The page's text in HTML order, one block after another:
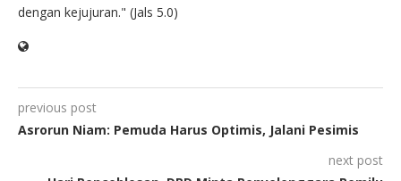
dengan kejujuran." (Jals 5.0)
previous post
Asrorun Niam: Pemuda Harus Optimis, Jalani Pesimis
next post